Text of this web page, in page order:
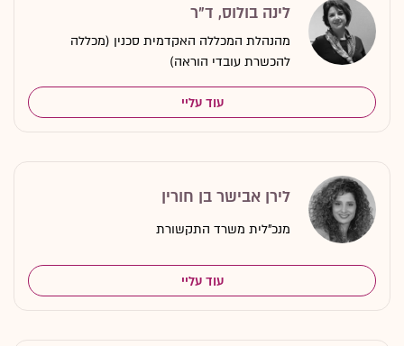
לינה בולוס, ד"ר
מהנהלת המכללה האקדמית סכנין (מכללה
להכשרת עובדי הוראה)
עוד עליי
לירן אבישר בן חורין
מנכ"לית משרד התקשורת
עוד עליי